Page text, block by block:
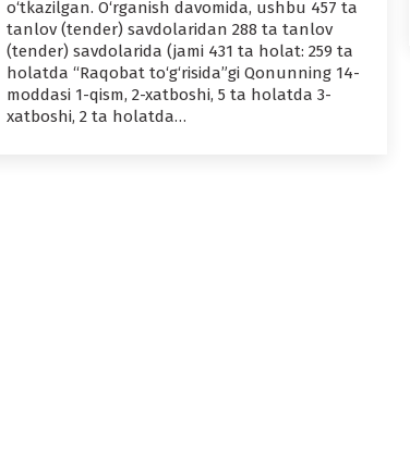
o‘tkazilgan. O‘rganish davomida, ushbu 457 ta
tanlov (tender) savdolaridan 288 ta tanlov
(tender) savdolarida (jami 431 ta holat: 259 ta
holatda “Raqobat to‘g‘risida”gi Qonunning 14-
moddasi 1-qism, 2-xatboshi, 5 ta holatda 3-
xatboshi, 2 ta holatda…